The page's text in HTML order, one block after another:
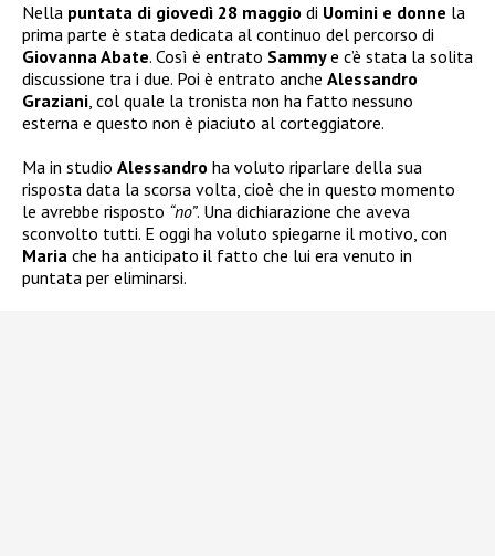
Nella puntata di giovedì 28 maggio di Uomini e donne la
prima parte è stata dedicata al continuo del percorso di
Giovanna Abate. Così è entrato Sammye c’è stata la solita
discussione tra i due. Poi è entrato anche Alessandro
Graziani, col quale la tronista non ha fatto nessuno
esterna e questo non è piaciuto al corteggiatore.
Ma in studio Alessandro ha voluto riparlare della sua
risposta data la scorsa volta, cioè che in questo momento
le avrebbe risposto “no”. Una dichiarazione che aveva
sconvolto tutti. E oggi ha voluto spiegarne il motivo, con
Maria che ha anticipato il fatto che lui era venuto in
puntata per eliminarsi.